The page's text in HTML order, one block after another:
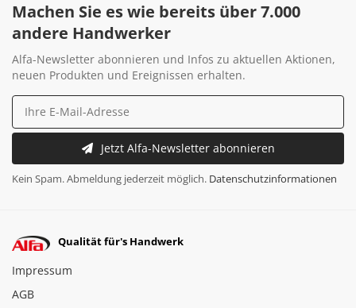
Machen Sie es wie bereits über 7.000
andere Handwerker
Alfa-Newsletter abonnieren und Infos zu aktuellen Aktionen,
neuen Produkten und Ereignissen erhalten.
Jetzt Alfa-Newsletter abonnieren
Kein Spam. Abmeldung jederzeit möglich. Datenschutzinformationen
Qualität für's Handwerk
Impressum
AGB